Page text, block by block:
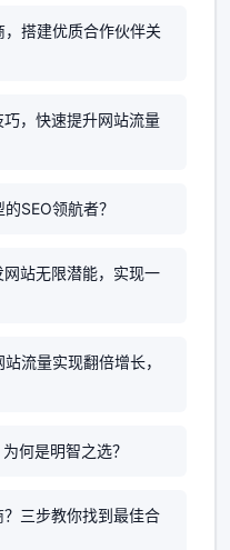
搭建优质合作伙伴关
，快速提升网站流量
SEO领航者？
站无限潜能，实现一
流量实现翻倍增长，
何是明智之选？
三步教你找到最佳合